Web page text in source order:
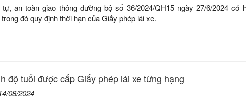
tự, an toàn giao thông đường bộ số 36/2024/QH15 ngày 27/6/2024 có
đó quy định thời hạn của Giấy phép lái xe.
độ tuổi được cấp Giấy phép lái xe từng hạng
08/2024